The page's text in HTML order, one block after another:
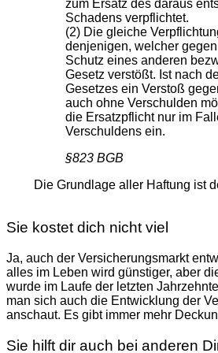
zum Ersatz des daraus
Schadens verpflichtet.
(2) Die gleiche
denjenigen, welcher
Schutz eines anderen
Gesetz verstößt. Ist nach
Gesetzes ein Verstoß
auch ohne Verschulden
die Ersatzpflicht nur im
Verschuldens ein.
§823 BGB
Die Grundlage aller Haftung ist
Sie kostet dich nicht viel
Ja, auch der Versicherungsmarkt
alles im Leben wird günstiger, aber
wurde im Laufe der letzten
man sich auch die Entwicklung der
anschaut. Es gibt immer mehr
Sie hilft dir auch bei anderen